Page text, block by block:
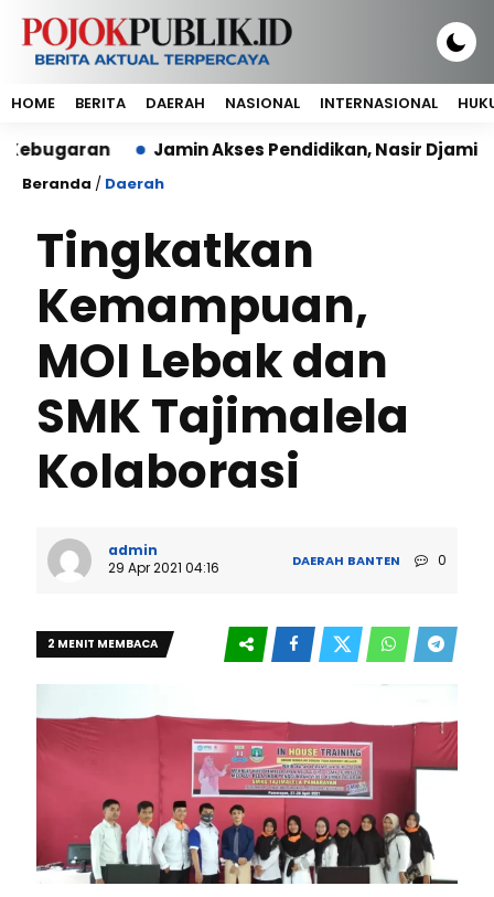
HOME BERITA DAERAH NASIONAL INTERNASIONAL
Jamin Akses Pendidikan, Nasir Djamil: Tak
Beranda / Daerah
Tingkatkan
Kemampuan,
MOI Lebak dan
SMK Tajimalela
Kolaborasi
admin
29 Apr 2021 04:16
DAERAH BANTEN 0
2 MENIT MEMBACA